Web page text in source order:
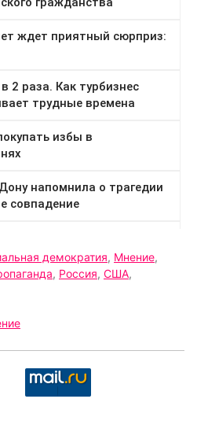
демократия, Мнение,
, Россия, США,